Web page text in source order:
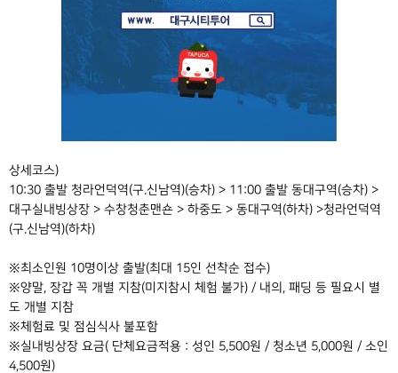
상세코스)
10:30 출발 청라언덕역(구.신남역)(승차) > 11:00 출발 동대구역(승차) >
대구실내빙상장 > 수창청춘맨숀 > 하중도 > 동대구역(하차) >청라언덕역
(구.신남역)(하차)
※최소인원 10명이상 출발(최대 15인 선착순 접수)
※양말, 장갑 꼭 개별 지참(미지참시 체험 불가) / 내의, 패딩 등 필요시 별
도 개별 지참
※체험료 및 점심식사 불포함
※실내빙상장 요금( 단체요금적용 : 성인 5,500원 / 청소년 5,000원 / 소인
4,500원)